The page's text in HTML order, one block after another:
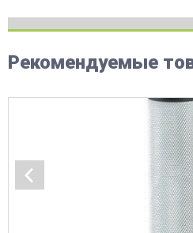
Рекомендуемые